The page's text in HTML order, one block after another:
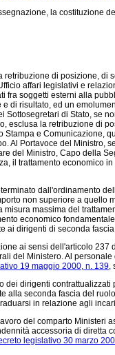
la costituzione
di posizione, di
affari legislativi e
fra soggetti esterni alla
di risultato, ed un
di Stato, se
esclusa la retribuzione di
e Comunicazione,
Al Portavoce del Ministro,
del Ministro, Capo della
il trattamento
dall'ordinamento
non superiore a
massima del
economico
ai dirigenti di seconda
ai sensi dell'articolo 237
del Ministero. Al
19 maggio 2000, n. 139,
dirigenti
alla seconda fascia del
in relazione agli
del comparto Ministeri
accessoria di
legislativo 30 marzo